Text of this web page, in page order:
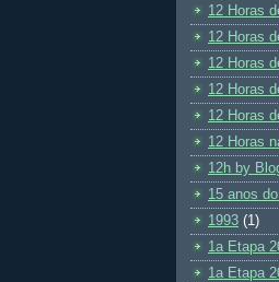
12 Horas
12 Horas
12 Horas
12 Horas
12 Horas
12 Horas
12h by
15 anos
1993 (1)
1a Etapa
1a Etapa